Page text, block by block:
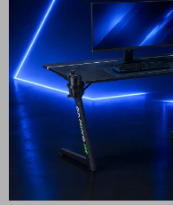
Freezer Horizontal Frío
Humedo 521 Lts Electrolux
Inverter
USD 779 USD
ENVÍO A TODO EL PAÍS
Cuenta